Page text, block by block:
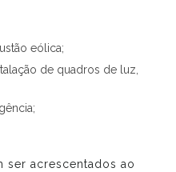
eólica;
de quadros de luz,
ser acrescentados ao